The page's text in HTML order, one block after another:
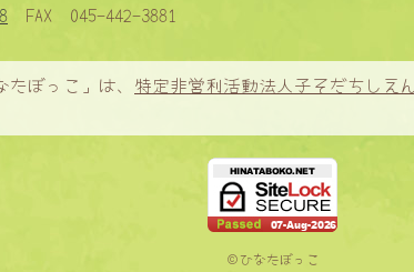
FAX 045-442-3881
ぼっこ」は、 特定非営利活動法人子そだちしえ
©ひなたぼっこ